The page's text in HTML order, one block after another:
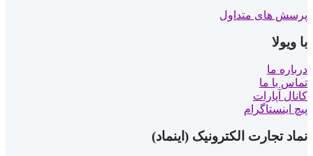
پرسش های متداول
با ویولا
درباره ما
تماس با ما
کانال آپارات
پیچ اینستاگرام
نماد تجارت الکترونیک (اینماد)